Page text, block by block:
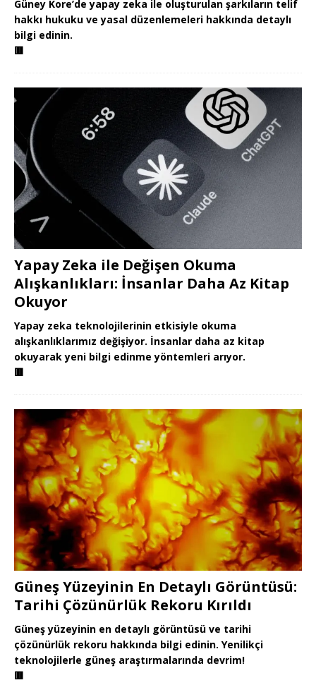
Güney Kore’de yapay zeka ile oluşturulan şarkıların telif
hakkı hukuku ve yasal düzenlemeleri hakkında detaylı
bilgi edinin.
🟥
Yapay Zeka ile Değişen Okuma
Alışkanlıkları: İnsanlar Daha Az Kitap
Okuyor
Yapay zeka teknolojilerinin etkisiyle okuma
alışkanlıklarımız değişiyor. İnsanlar daha az kitap
okuyarak yeni bilgi edinme yöntemleri arıyor.
🟥
Güneş Yüzeyinin En Detaylı Görüntüsü:
Tarihi Çözünürlük Rekoru Kırıldı
Güneş yüzeyinin en detaylı görüntüsü ve tarihi
çözünürlük rekoru hakkında bilgi edinin. Yenilikçi
teknolojilerle güneş araştırmalarında devrim!
🟥